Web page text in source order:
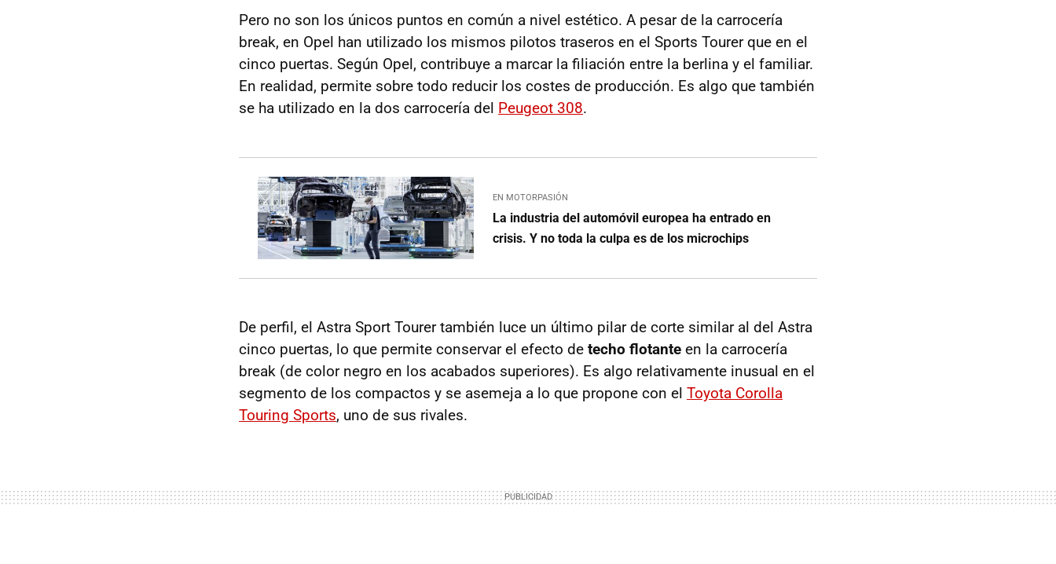
Pero no son los únicos puntos en común a nivel estético. A pesar de la carrocería
break, en Opel han utilizado los mismos pilotos traseros en el Sports Tourer que en el
cinco puertas. Según Opel, contribuye a marcar la filiación entre la berlina y el familiar.
En realidad, permite sobre todo reducir los costes de producción. Es algo que también
se ha utilizado en la dos carrocería del Peugeot 308.
EN MOTORPASIÓN
La industria del automóvil europea ha entrado en
crisis. Y no toda la culpa es de los microchips
De perfil, el Astra Sport Tourer también luce un último pilar de corte similar al del Astra
cinco puertas, lo que permite conservar el efecto de techo flotante en la carrocería
break (de color negro en los acabados superiores). Es algo relativamente inusual en el
segmento de los compactos y se asemeja a lo que propone con el Toyota Corolla
Touring Sports, uno de sus rivales.